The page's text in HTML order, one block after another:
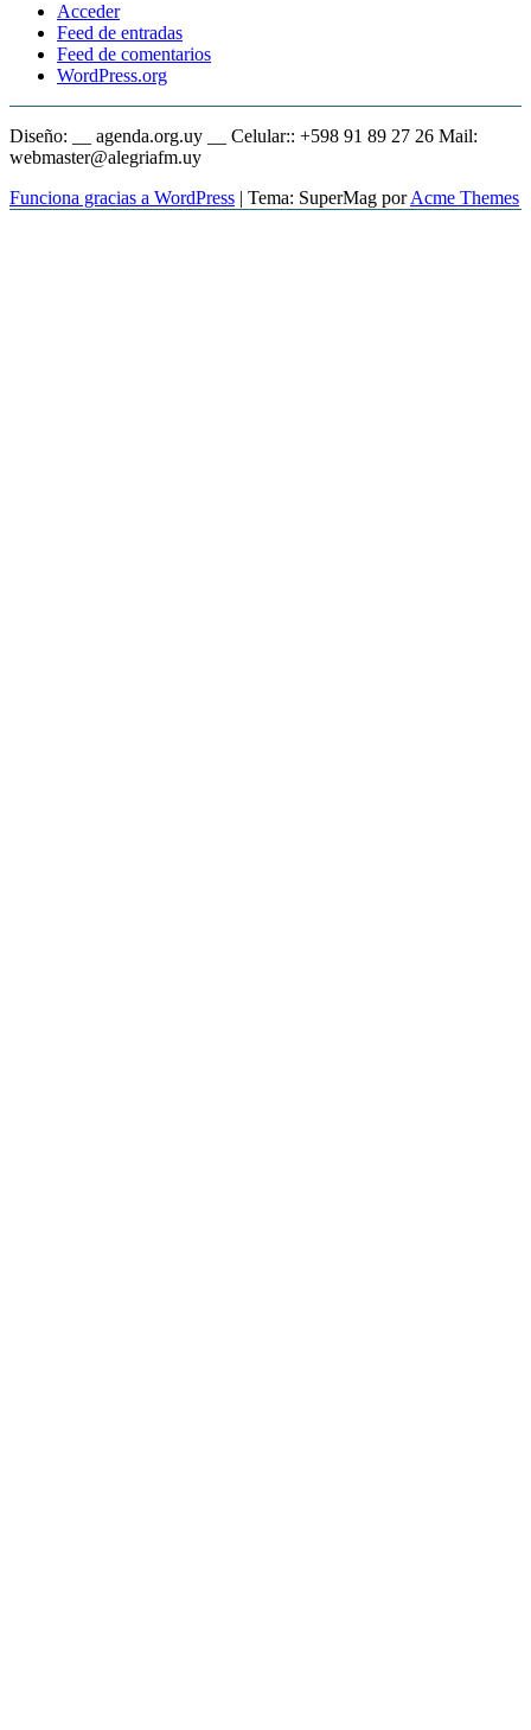
Acceder
Feed de entradas
Feed de comentarios
WordPress.org
Diseño: __ agenda.org.uy __ Celular:: +598 91 89 27 26 Mail:
webmaster@alegriafm.uy
Funciona gracias a WordPress | Tema: SuperMag porAcme Themes